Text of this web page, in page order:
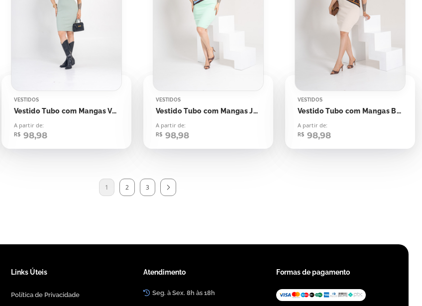
VESTIDOS
Vestido Tubo com Mangas Verde Folha seca
A partir de:
R$ 98,98
VESTIDOS
Vestido Tubo com Mangas Jelly Mint
A partir de:
R$ 98,98
VESTIDOS
Vestido Tubo com Mangas Bege Supernatural
A partir de:
R$ 98,98
1 2 3
Links Úteis
Política de Privacidade
Atendimento
Seg. à Sex. 8h às 18h
Formas de pagamento